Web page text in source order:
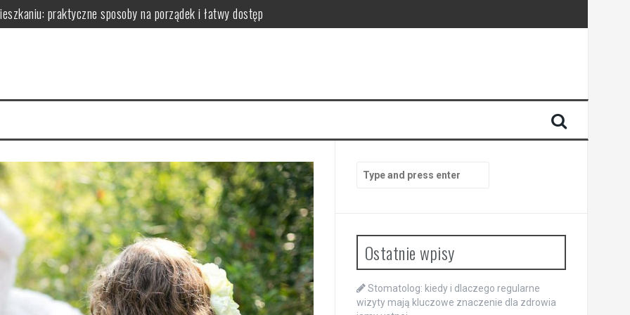
praktyczne sposoby na porządek i łatwy dostęp
wybrać i zamontować funkcjonalną przegrodę ze szkła hartowanego
– praktyczne porady wyboru, montażu i aranżacji przestrzeni
for:
Ostatnie wpisy
Stomatolog: kiedy i dlaczego regularne
wizyty mają kluczowe znaczenie dla zdrowia